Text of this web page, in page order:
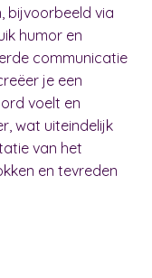
bijvoorbeeld via
humor en
communicatie
je een
voelt en
wat uiteindelijk
van het
en tevreden